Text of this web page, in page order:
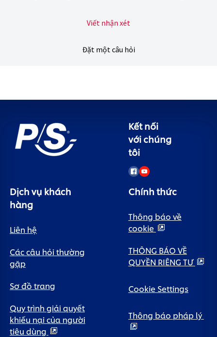
Viết nhận xét
Đặt một câu hỏi
Kết nối
với chúng
tôi
Dịch vụ khách
hàng
Liên hệ
Các câu hỏi thường
gặp
Sơ đồ trang
Quy trình giải quyết
khiếu nại của người
tiêu dùng
Chính thức
Thông báo về
cookie
THÔNG BÁO VỀ
QUYỀN RIÊNG TƯ
Cookie Settings
Thông báo pháp lý